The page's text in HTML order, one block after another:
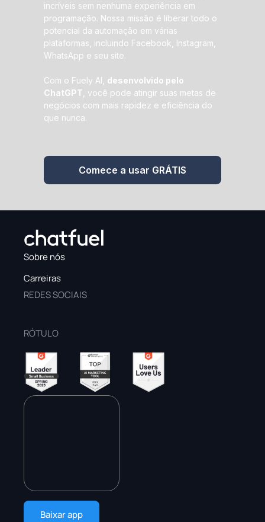
incríveis sem nenhuma experiência em
programação. Nossa missão é liberar todo o
potencial da automação em várias
plataformas, incluindo Facebook, Instagram,
WhatsApp e seu site.
Com o Fuely AI, desenvolvido pelo
ChatGPT , você pode atingir suas metas de
negócios com mais rapidez e eficiência do
que nunca.
Comece a usar GRÁTIS
Sobre nós
Carreiras
REDES SOCIAIS
RÓTULO
Baixar app